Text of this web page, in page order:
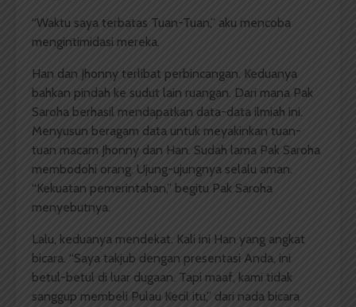
“Waktu saya terbatas Tuan-Tuan,” aku mencoba
mengintimidasi mereka.
Han dan Jhonny terlibat perbincangan. Keduanya
bahkan pindah ke sudut lain ruangan. Dari mana Pak
Saroha berhasil mendapatkan data-data ilmiah ini.
Menyusun beragam data untuk meyakinkan tuan-
tuan macam Jhonny dan Han. Sudah lama Pak Saroha
membodohi orang. Ujung-ujungnya selalu aman.
“Kekuatan pemerintahan,” begitu Pak Saroha
menyebutnya.
Lalu, keduanya mendekat. Kali ini Han yang angkat
bicara. “Saya takjub dengan presentasi Anda, ini
betul-betul di luar dugaan. Tapi maaf, kami tidak
sanggup membeli Pulau Kecil itu,” dari nada bicara